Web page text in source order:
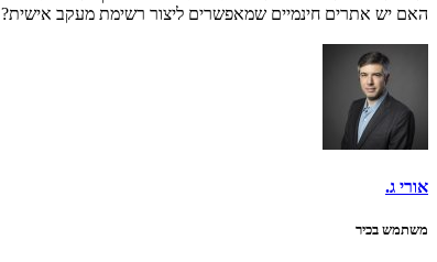
האם יש אתרים חינמיים שמאפשרים ליצור רשימת מעקב אישית?
אורי ג.
משתמש בכיר